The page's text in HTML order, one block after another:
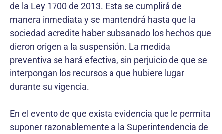
de la Ley 1700 de 2013. Esta se cumplirá de
manera inmediata y se mantendrá hasta que la
sociedad acredite haber subsanado los hechos que
dieron origen a la suspensión. La medida
preventiva se hará efectiva, sin perjuicio de que se
interpongan los recursos a que hubiere lugar
durante su vigencia.
En el evento de que exista evidencia que le permita
suponer razonablemente a la Superintendencia de